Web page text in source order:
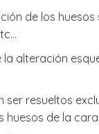
de los
la alteración
ser resueltos
huesos de la